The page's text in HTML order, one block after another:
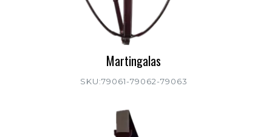
Martingalas
SKU:79061-79062-79063